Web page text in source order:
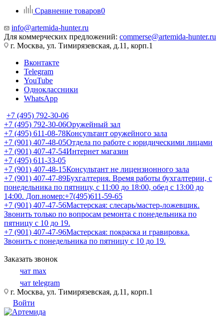
Сравнение товаров0
info@artemida-hunter.ru
Для коммерческих предложений: commerse@artemida-hunter.ru
г. Москва, ул. Тимирязевская, д.11, корп.1
Вконтакте
Telegram
YouTube
Одноклассники
WhatsApp
+7 (495) 792-30-06
+7 (495) 792-30-06Оружейный зал
+7 (495) 611-08-78Консультант оружейного зала
+7 (901) 407-48-05Отдела по работе с юридическими лицами
+7 (901) 407-47-54Интернет магазин
+7 (495) 611-33-05
+7 (901) 407-48-15Консультант не лицензионного зала
+7 (901) 407-47-89Бухгалтерия. Время работы бухгалтерии, с
понедельника по пятницу, с 11:00 до 18:00, обед с 13:00 до
14:00. Доп.номер:+7(495)611-59-65
+7 (901) 407-47-56Мастерская: слесарь/мастер-ложевщик.
Звонить только по вопросам ремонта с понедельника по
пятницу с 10 до 19.
+7 (901) 407-47-96Мастерская: покраска и гравировка.
Звонить с понедельника по пятницу с 10 до 19.
Заказать звонок
чат max
чат telegram
г. Москва, ул. Тимирязевская, д.11, корп.1
Войти